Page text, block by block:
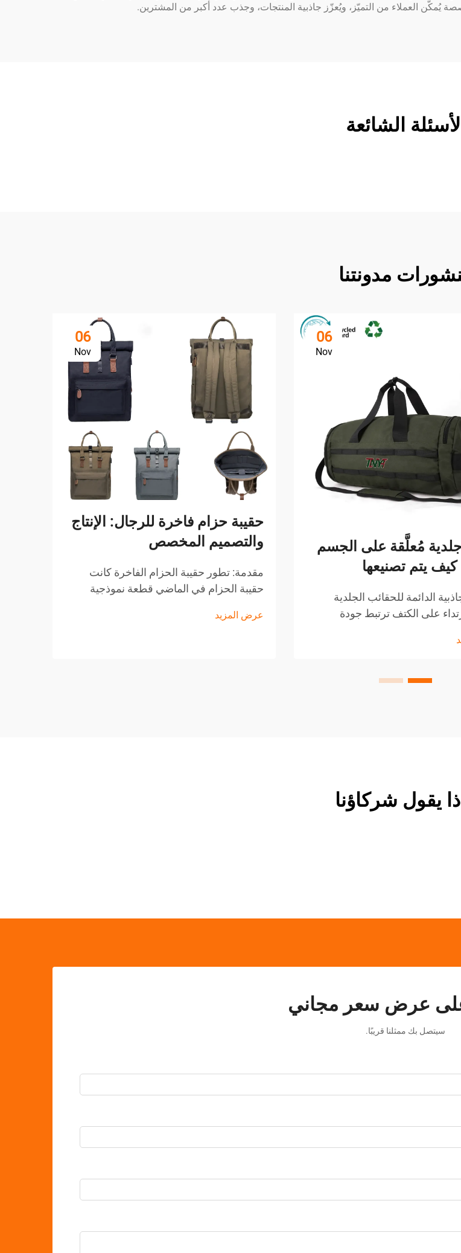
يُمكّن العملاء من التميّز، ويُعزّز جاذبية المنتجات، وجذب عدد أكبر من المشترين.
الأسئلة الشائعة
مدونتنا
06
Nov
مُعلَّقة على الجسم
يتم تصنيعها
الدائمة للحقائب الجلدية
على الكتف ترتبط جودة
وهكذا، اعترف الرجال
كلاسيكية ومريحة...
06
Nov
حقيبة حزام فاخرة للرجال: الإنتاج
والتصميم المخصص
مقدمة: تطور حقيبة الحزام الفاخرة كانت
حقيبة الحزام في الماضي قطعة نموذجية
الشخص إذا كان لديه هدف وظيفي فقط في
عرض المزيد
يقول شركاؤنا
عرض سعر مجاني
سيتصل بك ممثلنا قريبًا.